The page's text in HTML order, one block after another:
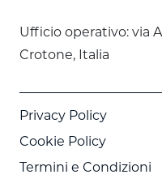
Ufficio operativo: via
Crotone, Italia
Privacy Policy
Cookie Policy
Termini e Condizioni